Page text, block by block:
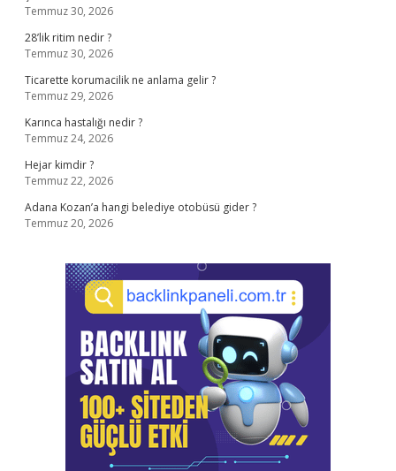
Temmuz 30, 2026
28’lik ritim nedir ?
Temmuz 30, 2026
Ticarette korumacilik ne anlama gelir ?
Temmuz 29, 2026
Karınca hastalığı nedir ?
Temmuz 24, 2026
Hejar kimdir ?
Temmuz 22, 2026
Adana Kozan’a hangi belediye otobüsü gider ?
Temmuz 20, 2026